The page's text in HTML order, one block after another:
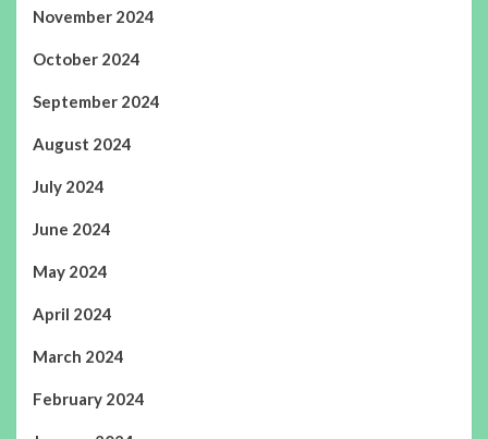
November 2024
October 2024
September 2024
August 2024
July 2024
June 2024
May 2024
April 2024
March 2024
February 2024